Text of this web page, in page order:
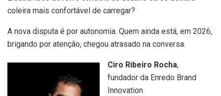
coleira mais confortável de carregar?
A nova disputa é por autonomia. Quem ainda está, em 2026,
brigando por atenção, chegou atrasado na conversa.
Ciro Ribeiro Rocha,
fundador da Enredo Brand
Innovation